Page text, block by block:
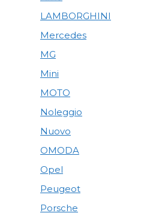
LAMBORGHINI
Mercedes
MG
Mini
MOTO
Noleggio
Nuovo
OMODA
Opel
Peugeot
Porsche